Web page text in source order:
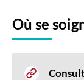
Où se